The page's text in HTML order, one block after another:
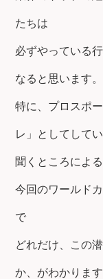
たちは
必ずやっている
なると思います。
特に、プロスポ
レ」としてしてい
聞くところによ
今回のワールド
で
どれだけ、この
か、がわかります